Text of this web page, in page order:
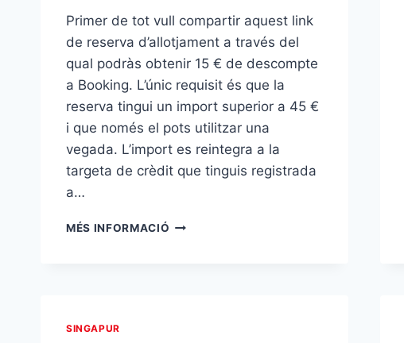
Primer de tot vull compartir aquest link
de reserva d’allotjament a través del
qual podràs obtenir 15 € de descompte
a Booking. L’únic requisit és que la
reserva tingui un import superior a 45 €
i que només el pots utilitzar una
vegada. L’import es reintegra a la
targeta de crèdit que tinguis registrada
a…
MÉS INFORMACIÓ ALLOTJAMENT
SINGAPUR